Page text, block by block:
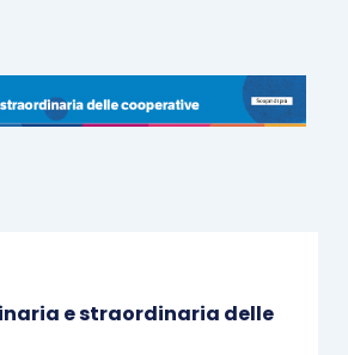
e straordinaria delle